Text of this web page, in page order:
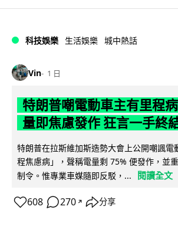
科技娛樂 生活娛樂 城中熱話
Vin 1 日
特朗普嘲電動車主有里程
量即焦慮發作 狂言一手終
特朗普在拉斯維加斯造勢大會上公開嘲諷電
程焦慮病」，聲稱電量剩 75% 便發作，並
制令。惟專業車媒隨即反駁，...
閱讀全文
608 270 ↗ 分享